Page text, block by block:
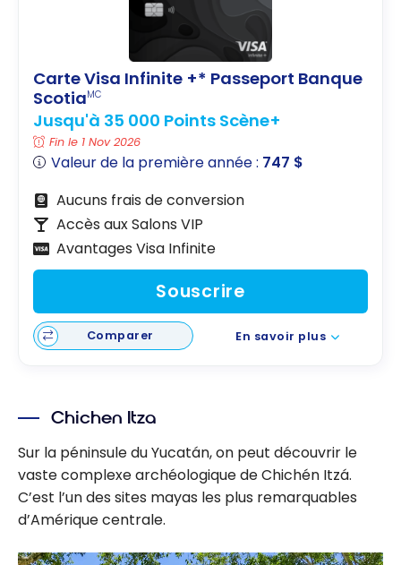
Carte Visa Infinite +* Passeport Banque
ScotiaMC
Jusqu'à 35 000 Points Scène+
Fin le 1 Nov 2026
Valeur de la première année : 747 $
Aucuns frais de conversion
Accès aux Salons VIP
Avantages Visa Infinite
Souscrire
Comparer En savoir plus
Chichen Itza
Sur la péninsule du Yucatán, on peut découvrir le
vaste complexe archéologique de Chichén Itzá.
C’est l’un des sites mayas les plus remarquables
d’Amérique centrale.